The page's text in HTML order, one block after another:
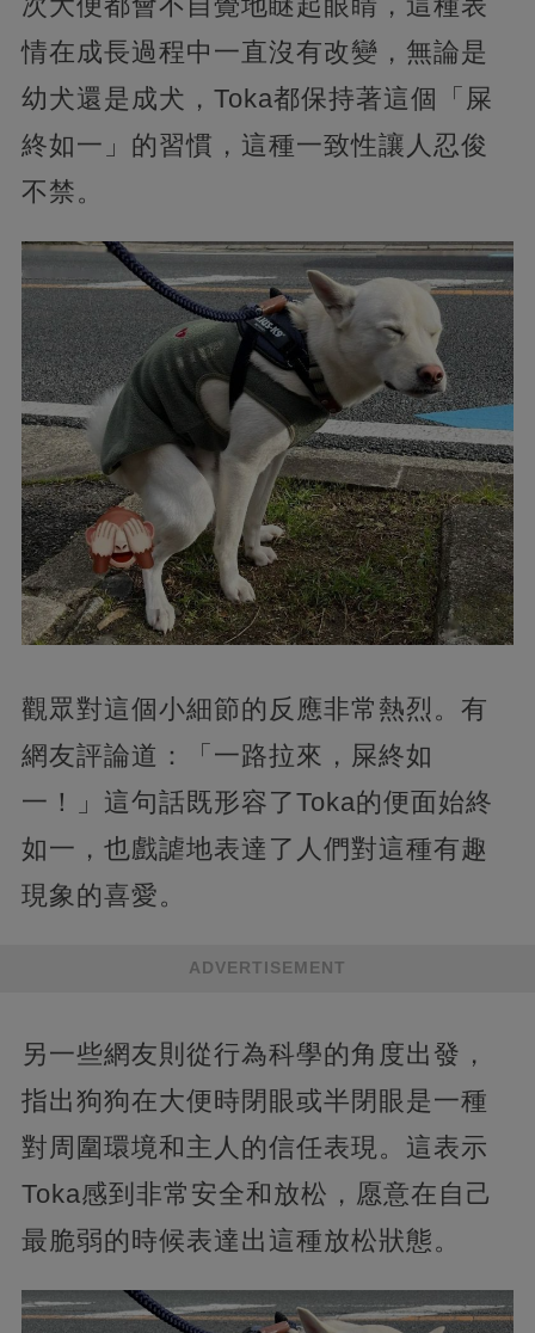
情在成長過程中一直沒有改變，無論是
幼犬還是成犬，Toka都保持著這個「屎
終如一」的習慣，這種一致性讓人忍俊
不禁。
觀眾對這個小細節的反應非常熱烈。有
網友評論道：「一路拉來，屎終如
一！」這句話既形容了Toka的便面始終
如一，也戲謔地表達了人們對這種有趣
現象的喜愛。
ADVERTISEMENT
另一些網友則從行為科學的角度出發，
指出狗狗在大便時閉眼或半閉眼是一種
對周圍環境和主人的信任表現。這表示
Toka感到非常安全和放松，愿意在自己
最脆弱的時候表達出這種放松狀態。